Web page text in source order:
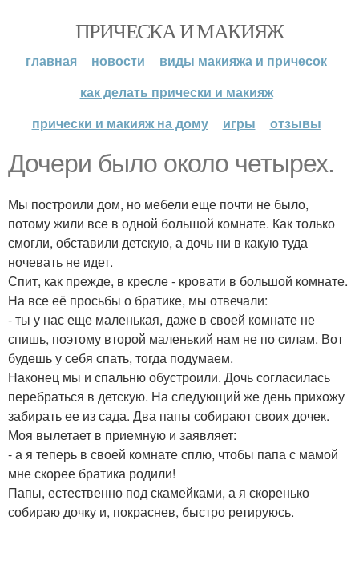
ПРИЧЕСКА И МАКИЯЖ
главная новости
виды макияжа и причесок
как делать прически и макияж
прически и макияж на дому
игры отзывы
Дочери было около четырех.
Мы построили дом, но мебели еще почти не было,
потому жили все в одной большой комнате. Как только
смогли, обставили детскую, а дочь ни в какую туда
ночевать не идет.
Спит, как прежде, в кресле - кровати в большой комнате.
На все её просьбы о братике, мы отвечали:
- ты у нас еще маленькая, даже в своей комнате не
спишь, поэтому второй маленький нам не по силам. Вот
будешь у себя спать, тогда подумаем.
Наконец мы и спальню обустроили. Дочь согласилась
перебраться в детскую. На следующий же день прихожу
забирать ее из сада. Два папы собирают своих дочек.
Моя вылетает в приемную и заявляет:
- а я теперь в своей комнате сплю, чтобы папа с мамой
мне скорее братика родили!
Папы, естественно под скамейками, а я скоренько
собираю дочку и, покраснев, быстро ретируюсь.